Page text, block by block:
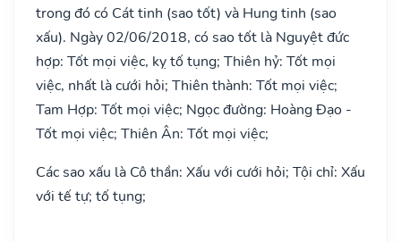
trong đó có Cát tinh (sao tốt) và Hung tinh (sao
xấu). Ngày 02/06/2018, có sao tốt là Nguyệt đức
hợp: Tốt mọi việc, kỵ tố tụng; Thiên hỷ: Tốt mọi
việc, nhất là cưới hỏi; Thiên thành: Tốt mọi việc;
Tam Hợp: Tốt mọi việc; Ngọc đường: Hoàng Đạo -
Tốt mọi việc; Thiên Ân: Tốt mọi việc;
Các sao xấu là Cô thần: Xấu với cưới hỏi; Tội chỉ: Xấu
với tế tự; tố tụng;